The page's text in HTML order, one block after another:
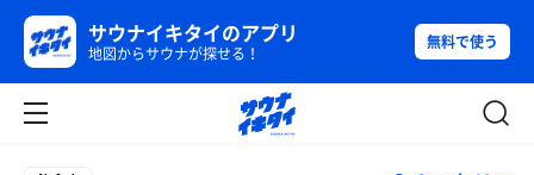
サウナイキタイのアプリ
地図からサウナが探せる！
無料で使う